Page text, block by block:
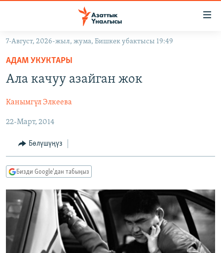
Навигацияга
өтүңүз
Издөөгө
салыңызКЫРГЫЗСТАН
САЯСАТ
ЭКОНОМИКА
МАДАНИЯТ
ДҮЙНӨ
БОРБОР АЗИЯ
УКРАИНА
АТАЙЫН ИЛИКТӨӨ
ТВ ПРОГРАММАЛАР
БҮГҮН АЗАТТЫКТА
ЭКСПЕРТТЕР ТАЛДАЙТ
БИЗ ЖАНА ДҮЙНӨ
ДАНИСТЕ
ЭЖЕ-СИҢДИЛЕР
АЗАТТЫК+
ПОДКАСТ
ӨЗГӨЧӨ ПИКИР
Русский
ОНЛАЙН ШЕРИНЕ
7-Август, 2026-жыл, жума, Бишкек убактысы 19:49
АДАМ УКУКТАРЫ
Ала качуу азайган жок
Канымгүл Элкеева
22-Март, 2014
Бөлүшүңүз
Бизди Google'дан табыңыз